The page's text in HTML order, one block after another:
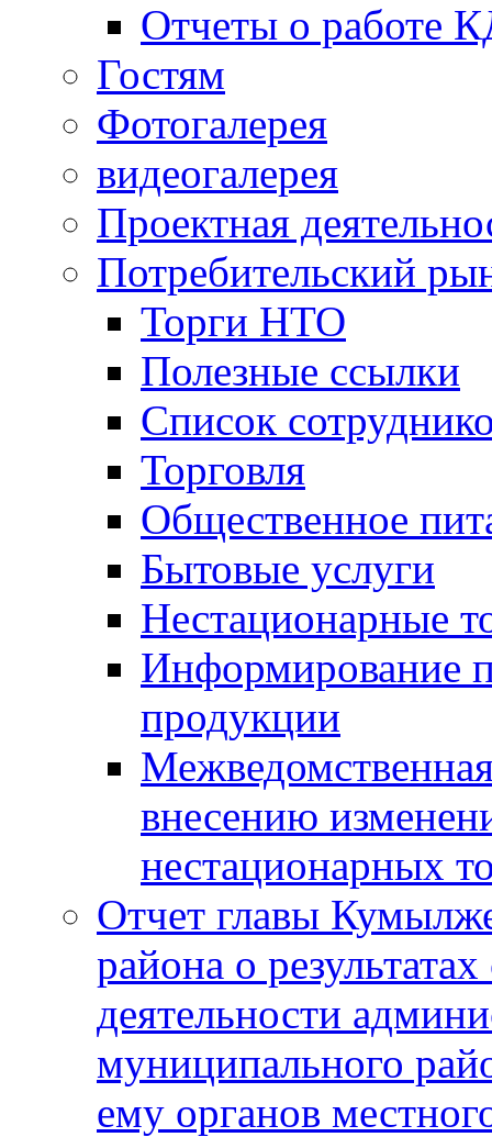
Отчеты о работе
Гостям
Фотогалерея
видеогалерея
Проектная
Потребительский
Торги НТО
Полезные ссылки
Список
Торговля
Общественное
Бытовые услуги
Нестационарные
Информирование
продукции
внесению
нестационарных
Отчет главы
района о
деятельности
муниципального
ему органов